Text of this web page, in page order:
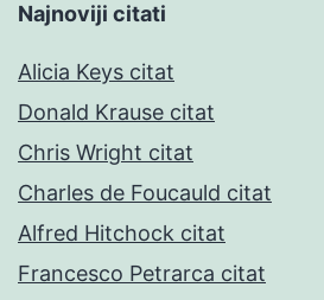
Najnoviji citati
Alicia Keys citat
Donald Krause citat
Chris Wright citat
Charles de Foucauld citat
Alfred Hitchock citat
Francesco Petrarca citat